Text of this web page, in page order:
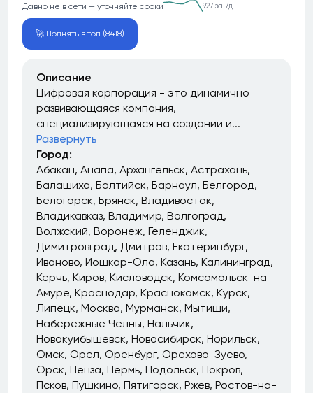
Давно не в сети — уточняйте сроки 927 за 7д
🚀 Поднять в топ (8418)
Описание
Цифровая корпорация - это динамично
развивающаяся компания,
специализирующаяся на создании и...
Развернуть
Город:
Абакан Анапа Архангельск Астрахань
Балашиха Балтийск Барнаул Белгород
Белогорск Брянск Владивосток
Владикавказ Владимир Волгоград
Волжский Воронеж Геленджик
Димитровград Дмитров Екатеринбург
Иваново Йошкар-Ола Казань Калининград
Керчь Киров Кисловодск Комсомольск-на-
Амуре Краснодар Краснокамск Курск
Липецк Москва Мурманск Мытищи
Набережные Челны Нальчик
Новокуйбышевск Новосибирск Норильск
Омск Орел Оренбург Орехово-Зуево
Орск Пенза Пермь Подольск Покров
Псков Пушкино Пятигорск Ржев Ростов-на-